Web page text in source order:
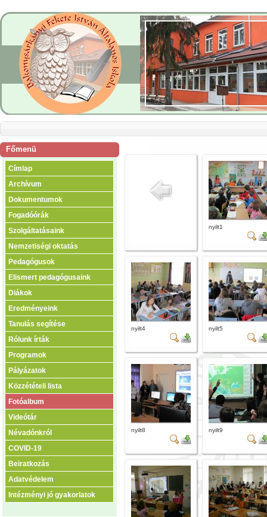
Főmenü
Címlap
Archívum
Dokumentumok
Fogadóórák
Szolgáltatásaink
Nemzetiségi oktatás
Pedagógusok
Elismert pedagógusaink
Diákok
Eredményeink
Tanulás segítése
Rólunk írták
Programok
Pályázatok
Közzétételi lista
Fotóalbum
Videótár
Névadónkról
COVID-19
Beiratkozás
Adatvédelem
Intézményi jó gyakorlatok
nyilt1
nyilt4 nyilt5
nyilt8 nyilt9